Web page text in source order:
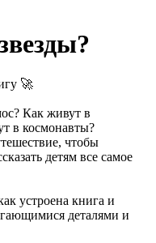
🚀
Как живут в
в космонавты?
чтобы
детям все самое
устроена книга и
деталями и